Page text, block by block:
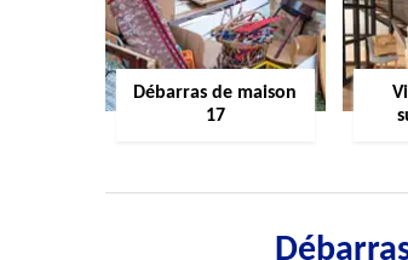
Débarras de maison
17